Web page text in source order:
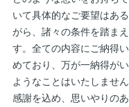
いて具体的なご要望はあ
がら、諸々の条件を踏ま
す。全ての内容にご納得
めており、万が一納得が
ようなことはいたしませ
感謝を込め、思いやりの